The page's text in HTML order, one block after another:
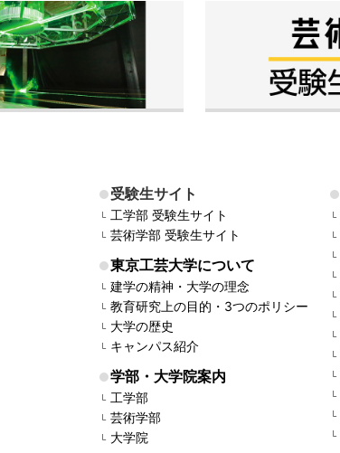
受験生サイト
工学部 受験生サイト
芸術学部 受験生サイト
東京工芸大学について
建学の精神・大学の理念
教育研究上の目的・3つのポリシー
大学の歴史
キャンパス紹介
学部・大学院案内
工学部
芸術学部
大学院